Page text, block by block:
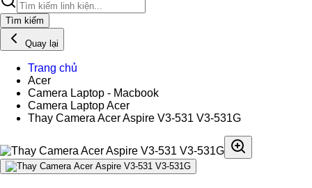
Tìm kiếm
Quay lại
Trang chủ
Acer
Camera Laptop - Macbook
Camera Laptop Acer
Thay Camera Acer Aspire V3-531 V3-531G